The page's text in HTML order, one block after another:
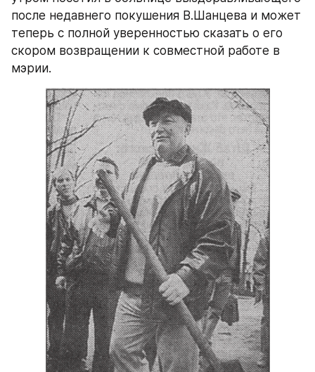
после недавнего покушения В.Шанцева и может
теперь с полной уверенностью сказать о его
скором возвращении к совместной работе в
мэрии.